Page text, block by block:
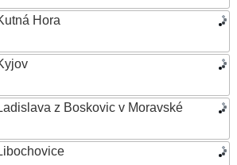
Hora
z Boskovic v Moravské